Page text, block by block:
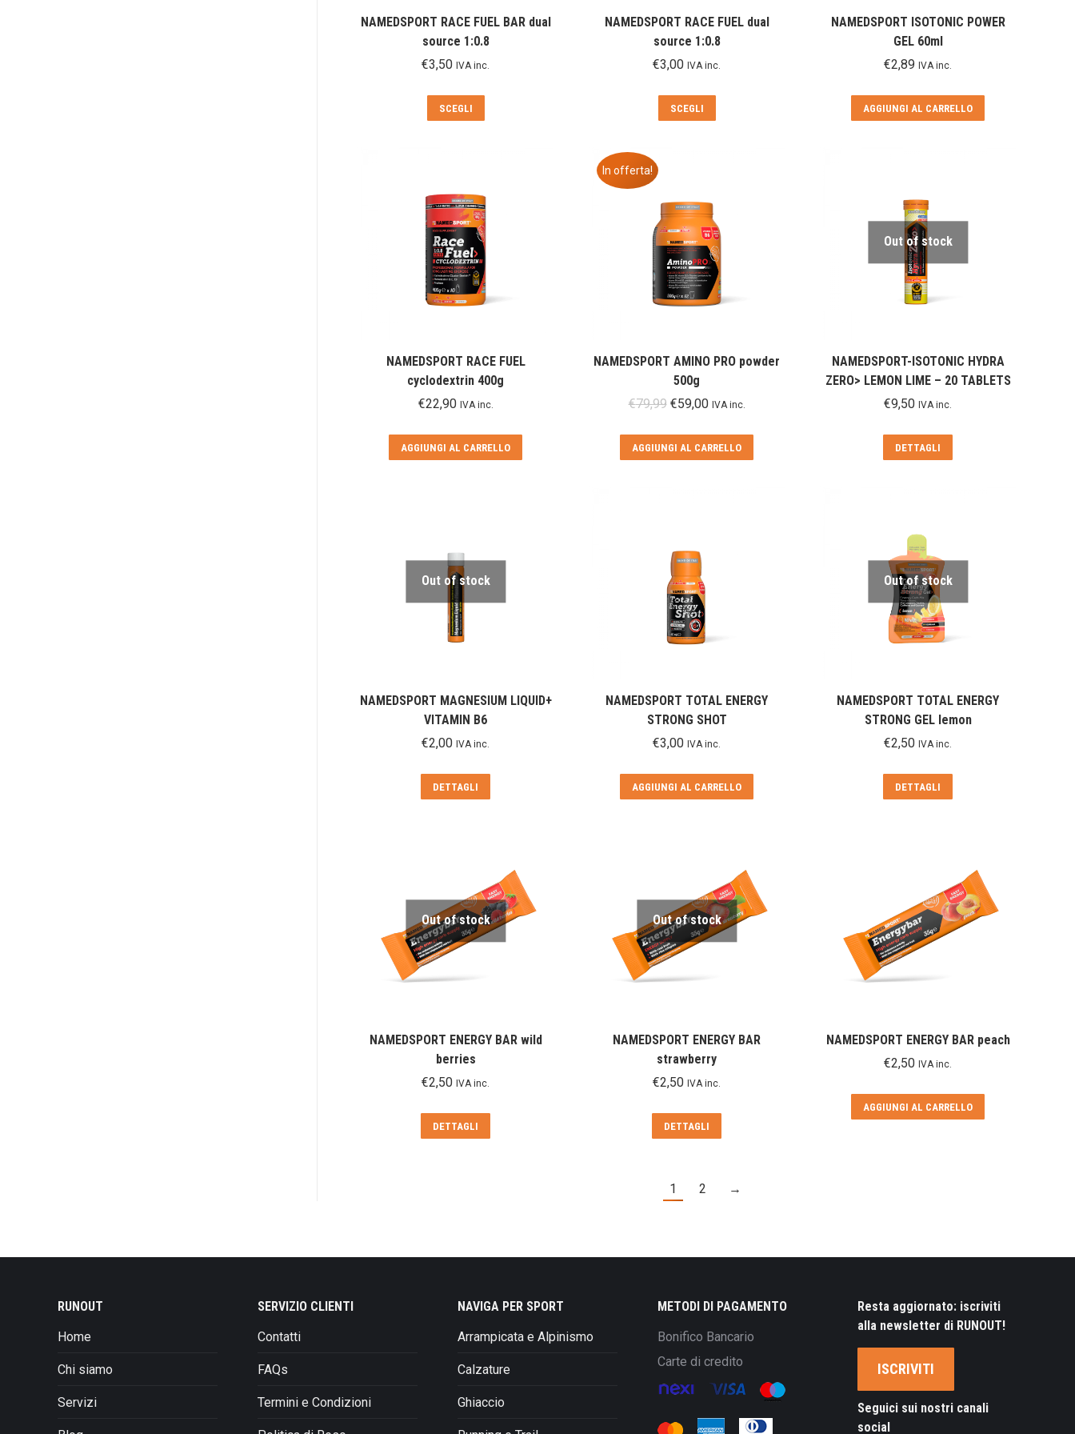
NAMEDSPORT RACE FUEL BAR dual
source 1:0.8
€3,50 IVA inc.
SCEGLI
prodotto
Le
opzioni
possono
essere
scelte
nella
prodotto
NAMEDSPORT RACE FUEL dual
source 1:0.8
€3,00 IVA inc.
SCEGLI
prodotto
opzioni
possono
essere
scelte
nella
prodotto
NAMEDSPORT ISOTONIC POWER
GEL 60ml
€2,89 IVA inc.
AGGIUNGI AL CARRELLO
NAMEDSPORT RACE FUEL
cyclodextrin 400g
€22,90 IVA inc.
AGGIUNGI AL CARRELLO
In offerta!
NAMEDSPORT AMINO PRO powder
500g
€79,99 Il
originale
era:
€59,00Il
attuale
è:
IVA inc.
AGGIUNGI AL CARRELLO
Out of stock
NAMEDSPORT-ISOTONIC HYDRA
ZERO> LEMON LIME – 20 TABLETS
€9,50 IVA inc.
DETTAGLI
Out of stock
NAMEDSPORT MAGNESIUM LIQUID+
VITAMIN B6
€2,00 IVA inc.
DETTAGLI
NAMEDSPORT TOTAL ENERGY
STRONG SHOT
€3,00 IVA inc.
AGGIUNGI AL CARRELLO
Out of stock
NAMEDSPORT TOTAL ENERGY
STRONG GEL lemon
€2,50 IVA inc.
DETTAGLI
Out of stock
NAMEDSPORT ENERGY BAR wild
berries
€2,50 IVA inc.
DETTAGLI
Out of stock
NAMEDSPORT ENERGY BAR
strawberry
€2,50 IVA inc.
DETTAGLI
NAMEDSPORT ENERGY BAR peach
€2,50 IVA inc.
AGGIUNGI AL CARRELLO
1 2 →
RUNOUT
Home
Chi siamo
Servizi
SERVIZIO CLIENTI
Contatti
FAQs
Termini e Condizioni
NAVIGA PER SPORT
Arrampicata e Alpinismo
Calzature
Ghiaccio
METODI DI PAGAMENTO
Bonifico Bancario
Carte di credito
Resta aggiornato: iscriviti
alla newsletter di RUNOUT!
ISCRIVITI
Seguici sui nostri canali
social